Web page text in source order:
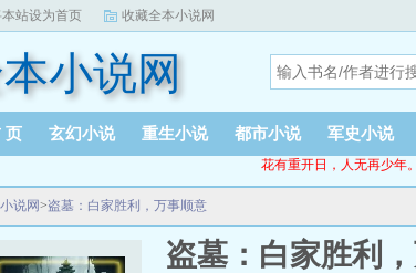
站设为首页 收藏全本小说网
小说网
页 玄幻小说 重生小说 都市小说 军史小说
花有重开日，人无再少年
说网>盗墓：白家胜利，万事顺意
盗墓：白家胜利